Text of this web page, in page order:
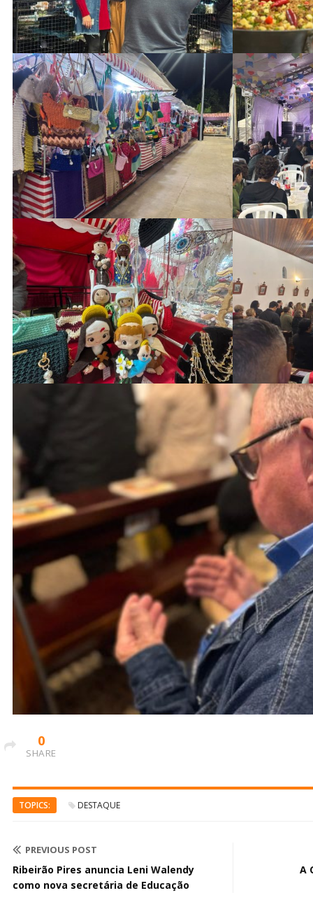
0
SHARE
TOPICS: DESTAQUE
PREVIOUS POST
Ribeirão Pires anuncia Leni Walendy
como nova secretária de Educação
A